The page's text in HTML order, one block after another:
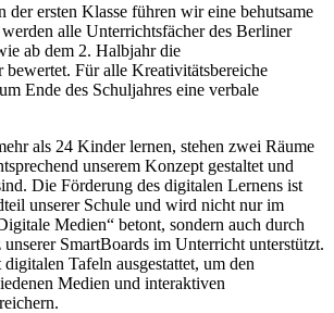
der ersten Klasse führen wir eine behutsame
alle Unterrichtsfächer des Berliner
ab dem 2. Halbjahr die
bewertet. Für alle Kreativitätsbereiche
Ende des Schuljahres eine verbale
als 24 Kinder lernen, stehen zwei Räume
unserem Konzept gestaltet und
Die Förderung des digitalen Lernens ist
unserer Schule und wird nicht nur im
Medien“ betont, sondern auch durch
SmartBoards im Unterricht unterstützt.
Tafeln ausgestattet, um den
Medien und interaktiven